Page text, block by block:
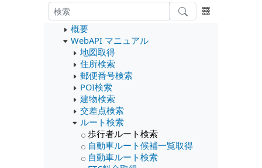
概要
WebAPI マニュアル
地図取得
住所検索
郵便番号検索
POI検索
建物検索
交差点検索
ルート検索
歩行者ルート検索
自動車ルート候補一覧取得
自動車ルート検索